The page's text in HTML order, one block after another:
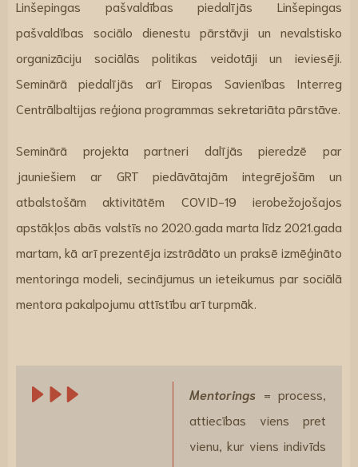
Linšepingas pašvaldības piedalījās Linšepingas
pašvaldības sociālo dienestu pārstāvji un nevalstisko
organizāciju sociālās politikas veidotāji un ieviesēji.
Seminārā piedalījās arī Eiropas Savienības Interreg
Centrālbaltijas reģiona programmas sekretariāta pārstāve.
Seminārā projekta partneri dalījās pieredzē par
jauniešiem ar GRT piedāvātajām integrējošām un
atbalstošām aktivitātēm COVID-19 ierobežojošajos
apstākļos abās valstīs no 2020.gada marta līdz 2021.gada
martam, kā arī prezentēja izstrādāto un praksē izmēģināto
mentoringa modeli, secinājumus un ieteikumus par sociālā
mentora pakalpojumu attīstību arī turpmāk.
Mentorings = process,
attiecības viens pret
vienu, kur viens indivīds